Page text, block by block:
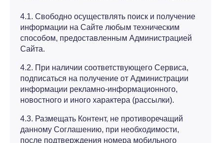
4.1. Свободно осуществлять поиск и получение
информации на Сайте любым техническим
способом, предоставленным Администрацией
Сайта.
4.2. При наличии соответствующего Сервиса,
подписаться на получение от Администрации
информации рекламно-информационного,
новостного и иного характера (рассылки).
4.3. Размещать Контент, не противоречащий
данному Соглашению, при необходимости,
после подтверждения номера мобильного